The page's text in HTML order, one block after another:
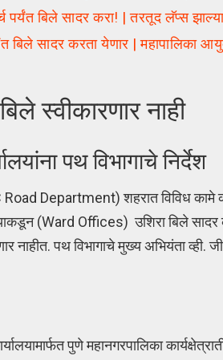
बिले सादर करा! | तरतूद लॅप्स
सादर करता येणार | महापालिका
स्वीकारणार नाही
पथ विभागाचे निर्देश
Road Department) शहरात विविध
(Ward Offices) उशिरा बिले
नाहीत. पथ विभागाचे मुख्य अभियंता
पुणे महानगरपालिका